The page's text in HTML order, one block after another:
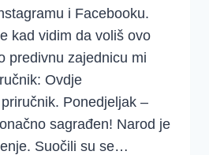
i Facebooku.
kad vidim da voliš ovo
predivnu zajednicu mi
Ovdje
Ponedjeljak –
sagrađen! Narod je
Suočili su se…